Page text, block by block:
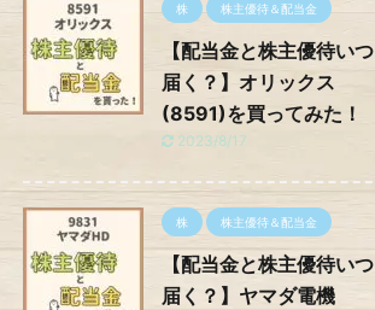
株 株主優待＆配当金
【配当金と株主優待いつ
届く？】オリックス
(8591)を買ってみた！
2023/8/17
株 株主優待＆配当金
【配当金と株主優待いつ
届く？】ヤマダ電機